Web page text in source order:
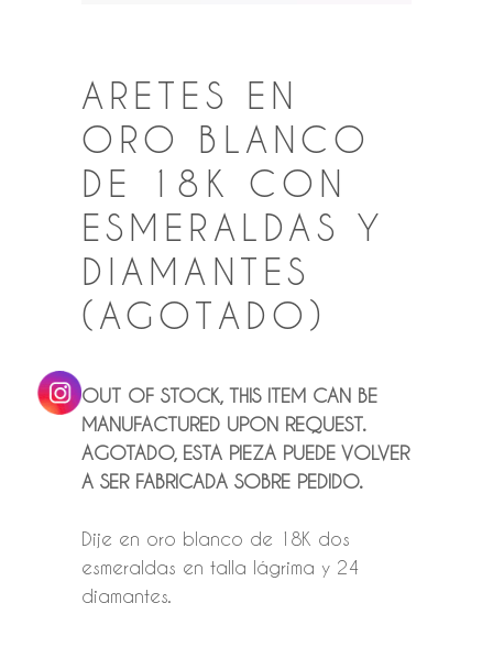
ARETES EN
ORO BLANCO
DE 18K CON
ESMERALDAS Y
DIAMANTES
(AGOTADO)
OUT OF STOCK, THIS ITEM CAN BE
MANUFACTURED UPON REQUEST.
AGOTADO, ESTA PIEZA PUEDE VOLVER
A SER FABRICADA SOBRE PEDIDO.
Dije en oro blanco de 18K dos
esmeraldas en talla lágrima y 24
diamantes.